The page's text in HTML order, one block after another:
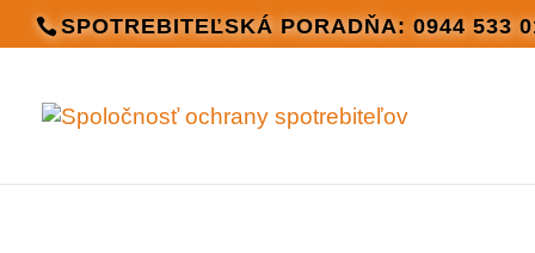
SPOTREBITEĽSKÁ PORADŇA: 0944 533